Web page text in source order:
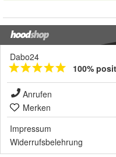
Dabo24
100%
Anrufen
Merken
Impressum
Widerrufsbelehrung